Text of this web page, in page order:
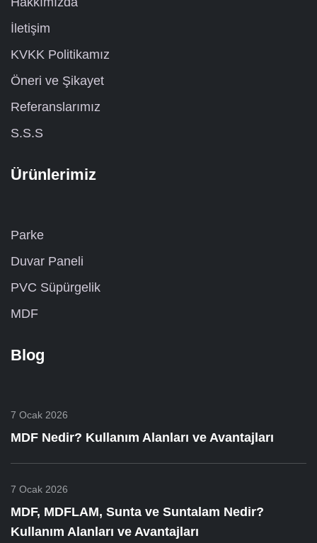
İletişim
KVKK Politikamız
Öneri ve Şikayet
Referanslarımız
S.S.S
Ürünlerimiz
Parke
Duvar Paneli
PVC Süpürgelik
MDF
Blog
7 Ocak 2026
MDF Nedir? Kullanım Alanları ve Avantajları
7 Ocak 2026
MDF, MDFLAM, Sunta ve Suntalam Nedir?
Kullanım Alanları ve Avantajları